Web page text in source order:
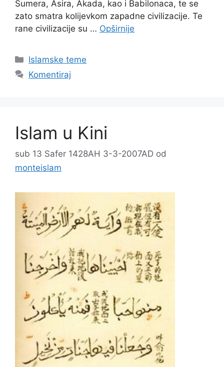
Sumera, Asira, Akada, kao i Babilonaca, te se
zato smatra kolijevkom zapadne civilizacije. Te
rane civilizacije su … Opširnije
Kategorije
Islamske teme
Komentiraj
Islam u Kini
sub 13 Safer 1428AH 3-3-2007AD od
monteislam